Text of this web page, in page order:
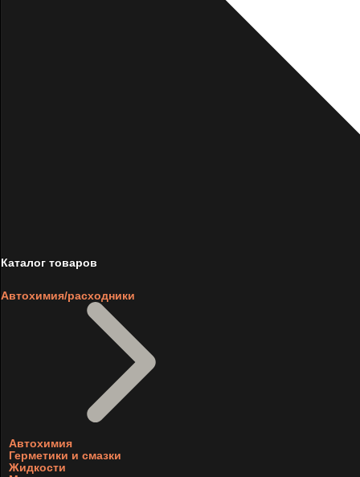
Каталог товаров
Автохимия/расходники
Автохимия
Герметики и смазки
Жидкости